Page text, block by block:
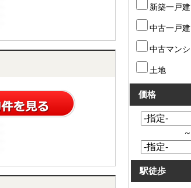
新築一戸
中古一戸
中古マン
土地
価格
～
駅徒歩